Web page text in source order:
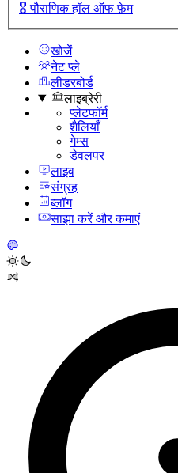
🎖️पौराणिक हॉल ऑफ फ़ेम
खोजें
नेट प्ले
लीडरबोर्ड
लाइब्रेरी
प्लेटफॉर्म
शैलियाँ
गेम्स
डेवलपर
लाइव
संग्रह
ब्लॉग
साझा करें और कमाएं